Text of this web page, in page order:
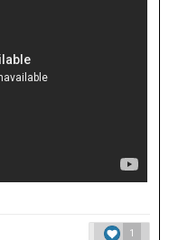
1